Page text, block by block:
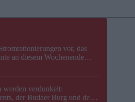
vor, das
an diesem Wochenende
werden verdunkelt:
der Budaer Burg und der